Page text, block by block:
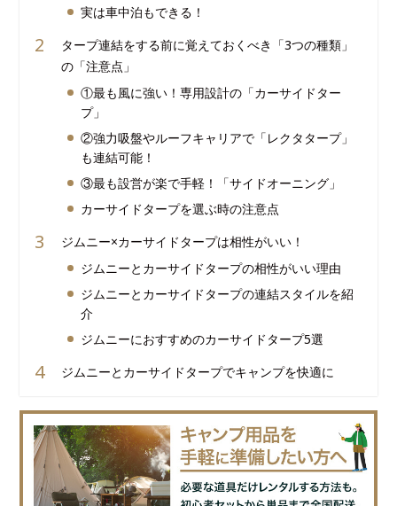
実は車中泊もできる！
タープ連結をする前に覚えておくべき「3つの種類」
の「注意点」
①最も風に強い！専用設計の「カーサイドター
プ」
②強力吸盤やルーフキャリアで「レクタタープ」
も連結可能！
③最も設営が楽で手軽！「サイドオーニング」
カーサイドタープを選ぶ時の注意点
ジムニー×カーサイドタープは相性がいい！
ジムニーとカーサイドタープの相性がいい理由
ジムニーとカーサイドタープの連結スタイルを紹
介
ジムニーにおすすめのカーサイドタープ5選
ジムニーとカーサイドタープでキャンプを快適に